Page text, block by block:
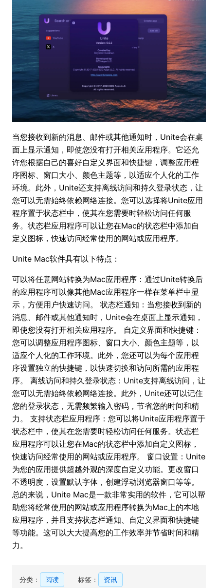
当您接收到新的消息、邮件或其他通知时，Unite会在桌
面上显示通知，即使您没有打开相关应用程序。它还允
许您根据自己的喜好自定义界面和快捷键，调整应用程
序图标、窗口大小、颜色主题等，以适应个人化的工作
环境。此外，Unite还支持离线访问和持久登录状态，让
您可以无需始终依赖网络连接。您可以选择将Unite应用
程序置于状态栏中，使其在您需要时轻松访问任何服
务。状态栏应用程序可以让您在Mac的状态栏中添加自
定义图标，快速访问经常使用的网站或应用程序。
Unite Mac软件具有以下特点：
可以将任意网站转换为Mac应用程序：通过Unite转换后
的应用程序可以像其他Mac应用程序一样在菜单栏中显
示，方便用户快速访问。 状态栏通知：当您接收到新的
消息、邮件或其他通知时，Unite会在桌面上显示通知，
即使您没有打开相关应用程序。 自定义界面和快捷键：
您可以调整应用程序图标、窗口大小、颜色主题等，以
适应个人化的工作环境。此外，您还可以为每个应用程
序设置独立的快捷键，以快速切换和访问所需的应用程
序。 离线访问和持久登录状态：Unite支持离线访问，让
您可以无需始终依赖网络连接。此外，Unite还可以记住
您的登录状态，无需频繁输入密码，节省您的时间和精
力。 支持状态栏应用程序：您可以将Unite应用程序置于
状态栏中，使其在您需要时轻松访问任何服务。状态栏
应用程序可以让您在Mac的状态栏中添加自定义图标，
快速访问经常使用的网站或应用程序。 窗口设置：Unite
为您的应用提供超越外观的深度自定义功能。更改窗口
不透明度，设置默认字体，创建浮动浏览器窗口等等。
总的来说，Unite Mac是一款非常实用的软件，它可以帮
助您将经常使用的网站或应用程序转换为Mac上的本地
应用程序，并且支持状态栏通知、自定义界面和快捷键
等功能。这可以大大提高您的工作效率并节省时间和精
力。
分类： 阅读 标签： 资讯